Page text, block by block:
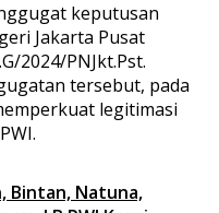
keputusan
Jakarta Pusat
2024/PNJkt.Pst.
tersebut, pada
legitimasi
Bintan, Natuna,